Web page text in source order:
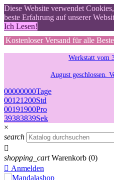
Diese Website verwendet
beste Erfahrung auf unserer
Ich Lesen!
Kostenloser Versand für alle
Werkstatt vom
August geschlossen.
00000000Tage
00121200Std
00191900Pro
38373738Sek
×
search

shopping_cart Warenkorb (0)
 Anmelden